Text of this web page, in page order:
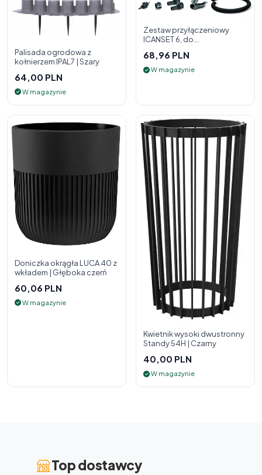
Palisada ogrodowa z
kołnierzem IPAL7 | Szary
64,00 PLN
W magazynie
Zestaw przyłączeniowy
ICANSET 6, do
68,96 PLN
W magazynie
Doniczka okrągła LUCA 40 z
wkładem | Głęboka czerń
60,06 PLN
W magazynie
Kwietnik wysoki dwustronny
Standy 54H | Czarny
40,00 PLN
W magazynie
Top dostawcy